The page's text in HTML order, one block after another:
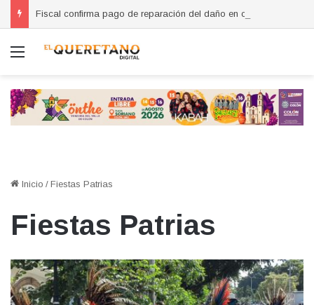
Menú
Inicio / Fiestas Patrias
Fiestas Patrias